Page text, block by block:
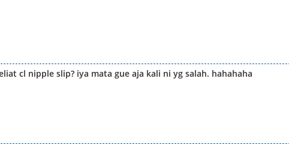
cl nipple slip? iya mata gue aja kali ni yg salah. hahahaha